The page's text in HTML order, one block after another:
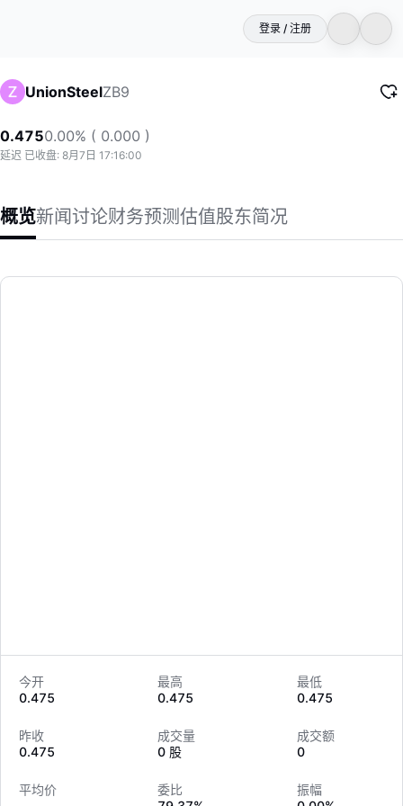
登录 / 注册
UnionSteelZB9
0.4750.00% ( 0.000 )
延迟 已收盘: 8月7日 17:16:00
概览新闻讨论财务预测估值股东简况
UnionSteel
联合钢铁控股有限公司是一家投资控股公司，在新加坡、印度
今开
0.475
最高
0.475
最低
0.475
昨收
0.475
成交量
0 股
成交额
0
平均价
委比
振幅
LongbridgeAI